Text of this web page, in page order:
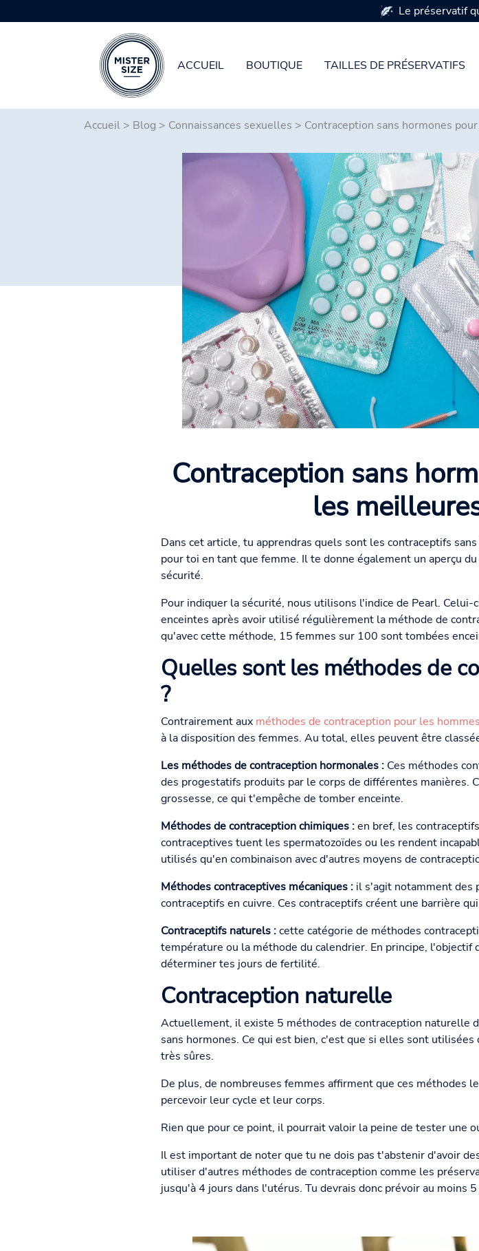
ACCUEIL BOUTIQUE TAILLES DE PRÉSERVATIFS
Disponible en 7
Accueil > Blog > Connaissances sexuelles > Contraception sans hormones
Contraception sans
les
Dans cet article, tu apprendras quels sont les contraceptifs
pour toi en tant que femme. Il te donne également un aperçu
sécurité.
Pour indiquer la sécurité, nous utilisons l'indice de Pearl.
enceintes après avoir utilisé régulièrement la méthode de
qu'avec cette méthode, 15 femmes sur 100 sont tombées
Quelles sont les méthodes de
?
Contrairement aux méthodes de contraception pour les hommes
à la disposition des femmes. Au total, elles peuvent être
Les méthodes de contraception hormonales :Ces méthodes
des progestatifs produits par le corps de différentes manières.
grossesse, ce qui t'empêche de tomber enceinte.
Méthodes de contraception chimiques :en bref, les
contraceptives tuent les spermatozoïdes ou les rendent
utilisés qu'en combinaison avec d'autres moyens de
Méthodes contraceptives mécaniques :il s'agit notamment des
contraceptifs en cuivre. Ces contraceptifs créent une barrière
Contraceptifs naturels :cette catégorie de méthodes
température ou la méthode du calendrier. En principe,
déterminer tes jours de fertilité.
Contraception naturelle
Actuellement, il existe 5 méthodes de contraception naturelle
sans hormones. Ce qui est bien, c'est que si elles sont
très sûres.
De plus, de nombreuses femmes affirment que ces méthodes
percevoir leur cycle et leur corps.
Rien que pour ce point, il pourrait valoir la peine de tester une
Il est important de noter que tu ne dois pas t'abstenir d'avoir
utiliser d'autres méthodes de contraception comme les
jusqu'à 4 jours dans l'utérus. Tu devrais donc prévoir au moins